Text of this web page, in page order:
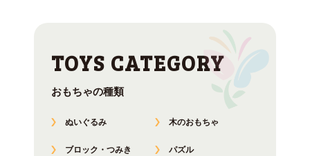
おもちゃの種類
ぬいぐるみ 木のおもちゃ
ブロック・つみき パズル